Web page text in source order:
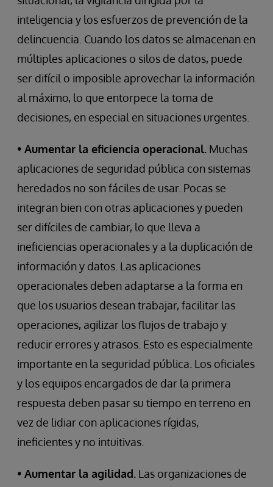
inteligencia y los esfuerzos de prevención de la
delincuencia. Cuando los datos se almacenan en
múltiples aplicaciones o silos de datos, puede
ser difícil o imposible aprovechar la información
al máximo, lo que entorpece la toma de
decisiones, en especial en situaciones urgentes.
• Aumentar la eficiencia operacional. Muchas
aplicaciones de seguridad pública con sistemas
heredados no son fáciles de usar. Pocas se
integran bien con otras aplicaciones y pueden
ser difíciles de cambiar, lo que lleva a
ineficiencias operacionales y a la duplicación de
información y datos. Las aplicaciones
operacionales deben adaptarse a la forma en
que los usuarios desean trabajar, facilitar las
operaciones, agilizar los flujos de trabajo y
reducir errores y atrasos. Esto es especialmente
importante en la seguridad pública. Los oficiales
y los equipos encargados de dar la primera
respuesta deben pasar su tiempo en terreno en
vez de lidiar con aplicaciones rígidas,
ineficientes y no intuitivas.
• Aumentar la agilidad. Las organizaciones de